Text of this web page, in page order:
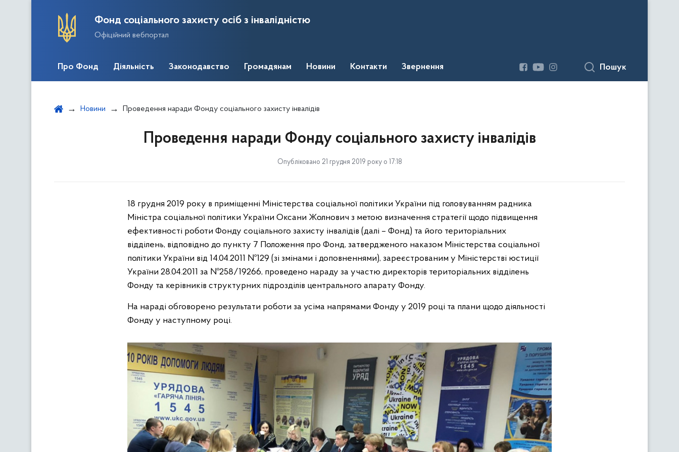
Фонд соціального захисту осіб з інвалідністю
Офіційний вебпортал
Про Фонд Діяльність Законодавство Громадянам Новини Контакти Звернення Пошук
Новини Проведення наради Фонду соціального захисту інвалідів
Проведення наради Фонду соціального захисту інвалідів
Опубліковано 21 грудня 2019 року о 17:18
18 грудня 2019 року в приміщенні Міністерства соціальної політики України під головуванням радника
Міністра соціальної політики України Оксани Жолнович з метою визначення стратегії щодо підвищення
ефективності роботи Фонду соціального захисту інвалідів (далі – Фонд) та його територіальних
відділень, відповідно до пункту 7 Положення про Фонд, затвердженого наказом Міністерства соціальної
політики України від 14.04.2011 №129 (зі змінами і доповненнями), зареєстрованим у Міністерстві юстиції
України 28.04.2011 за №258/19266, проведено нараду за участю директорів територіальних відділень
Фонду та керівників структурних підрозділів центрального апарату Фонду.
На нараді обговорено результати роботи за усіма напрямами Фонду у 2019 році та плани щодо діяльності
Фонду у наступному році.